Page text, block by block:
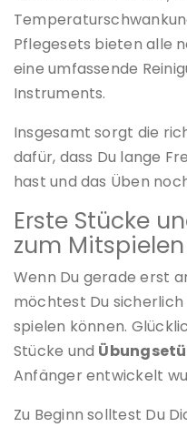
Pflegesets bieten alle
eine umfassende
Instruments.
Insgesamt sorgt die
dafür, dass Du lange
hast und das Üben
Erste Stücke
zum Mitspielen
Wenn Du gerade erst
möchtest Du
spielen können.
Stücke und
Anfänger entwickelt
Zu Beginn solltest Du